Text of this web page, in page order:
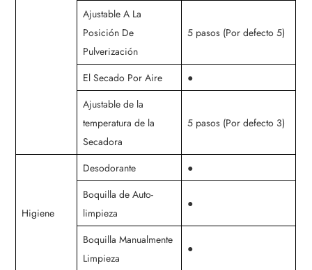
Ajustable A La
Posición De
Pulverización
5 pasos (Por defecto 5)
El Secado Por Aire
●
Ajustable de la
temperatura de la
Secadora
5 pasos (Por defecto 3)
Higiene
Desodorante
●
Boquilla de Auto-
limpieza
●
Boquilla Manualmente
Limpieza
●